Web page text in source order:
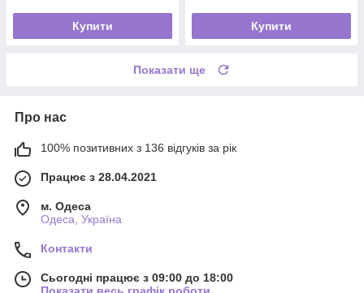
Купити Купити
Показати ще
Про нас
100% позитивних з 136 відгуків за рік
Працює з 28.04.2021
м. Одеса
Одеса, Україна
Контакти
Сьогодні працює з 09:00 до 18:00
Показати весь графік роботи